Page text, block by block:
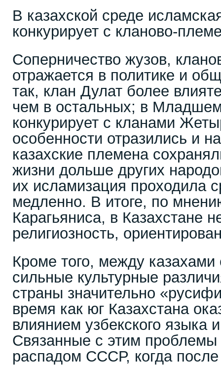
В казахской среде
конкурирует с кланово-
Соперничество жузов,
отражается в политике и
так, клан Дулат более
чем в остальных; в
конкурирует с кланами
особенности отразились и
казахские племена
жизни дольше других
их исламизация проходила
медленно. В итоге, по
Карагьяниса, в Казахстане
религиозность,
Кроме того, между казахами
сильные культурные
страны значительно
время как юг Казахстана
влиянием узбекского языка
Связанные с этим проблемы
распадом СССР, когда после